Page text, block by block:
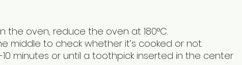
the oven, reduce the oven at 180°C.
middle to check whether it’s cooked or not.
minutes or until a toothpick inserted in the center